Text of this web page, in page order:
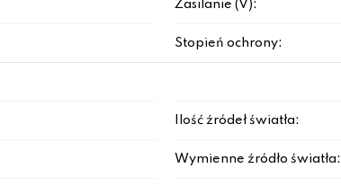
Zasilanie (V):
Stopień ochrony:
Ilość źródeł światła:
Wymienne źródło światła: